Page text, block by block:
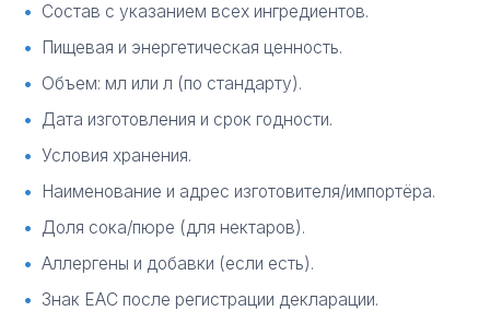
Состав с указанием всех ингредиентов.
Пищевая и энергетическая ценность.
Объем: мл или л (по стандарту).
Дата изготовления и срок годности.
Условия хранения.
Наименование и адрес изготовителя/импортёра.
Доля сока/пюре (для нектаров).
Аллергены и добавки (если есть).
Знак ЕАС после регистрации декларации.